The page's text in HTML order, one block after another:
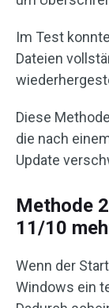
Im Test
Dateien
Diese
die nach
Update
Methode
11/10
Wenn der
Windows ein